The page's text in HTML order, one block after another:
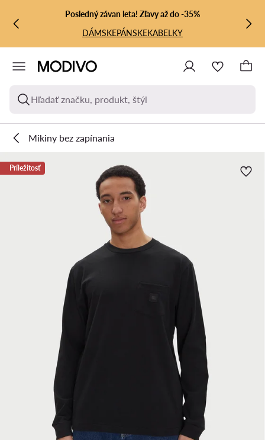
PREJSŤ NA HLAVNÝ OBSAH
PREJSŤ NA VYHĽADÁVANIE
Posledný závan leta! Zľavy až do -35%
DÁMSKEPÁNSKEKABELKY
Hľadať značku, produkt, štýl
Mikiny bez zapínania
Príležitosť